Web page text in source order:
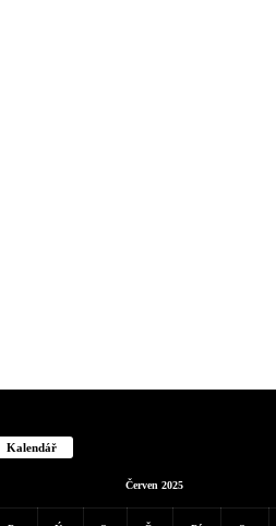
Kalendář
Červen 2025